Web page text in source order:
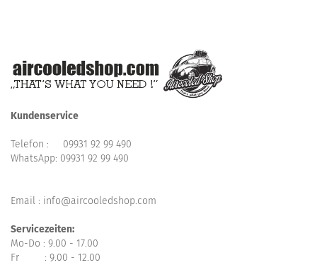
Kundenservice
Telefon : 09931 92 99 490
WhatsApp: 09931 92 99 490
Email : info@aircooledshop.com
Servicezeiten:
Mo-Do : 9.00 - 17.00
Fr : 9.00 - 12.00